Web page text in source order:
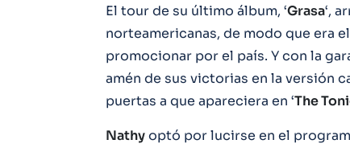
El tour de su último álbum, ‘Grasa‘,
norteamericanas, de modo que era
promocionar por el país. Y con la
amén de sus victorias en la versión
puertas a que apareciera en ‘The
Nathyoptó por lucirse en el